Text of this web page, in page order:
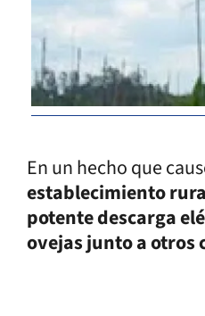
En un hecho que
establecimiento
potente descarga
ovejas junto a otros